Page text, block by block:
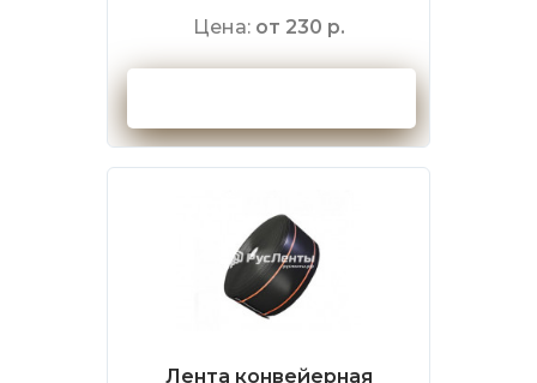
Цена: от 230 р.
Лента конвейерная